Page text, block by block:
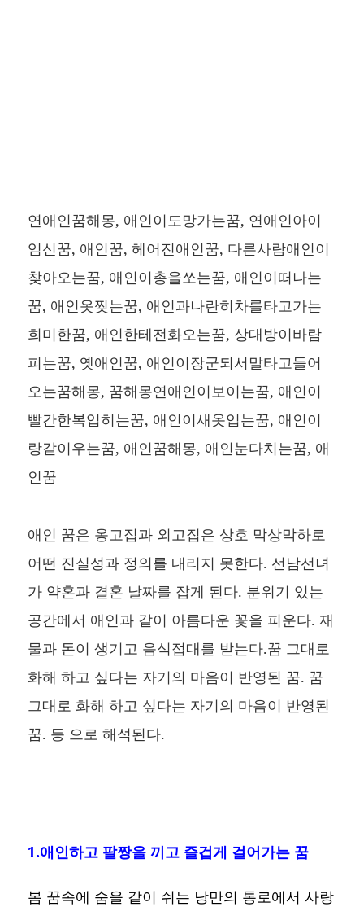
연애인꿈해몽, 애인이도망가는꿈, 연애인아이
임신꿈, 애인꿈, 헤어진애인꿈, 다른사람애인이
찾아오는꿈, 애인이총을쏘는꿈, 애인이떠나는
꿈, 애인옷찢는꿈, 애인과나란히차를타고가는
희미한꿈, 애인한테전화오는꿈, 상대방이바람
피는꿈, 옛애인꿈, 애인이장군되서말타고들어
오는꿈해몽, 꿈해몽연애인이보이는꿈, 애인이
빨간한복입히는꿈, 애인이새옷입는꿈, 애인이
랑같이우는꿈, 애인꿈해몽, 애인눈다치는꿈, 애
인꿈
애인 꿈은 옹고집과 외고집은 상호 막상막하로
어떤 진실성과 정의를 내리지 못한다. 선남선녀
가 약혼과 결혼 날짜를 잡게 된다. 분위기 있는
공간에서 애인과 같이 아름다운 꽃을 피운다. 재
물과 돈이 생기고 음식접대를 받는다.꿈 그대로
화해 하고 싶다는 자기의 마음이 반영된 꿈. 꿈
그대로 화해 하고 싶다는 자기의 마음이 반영된
꿈. 등 으로 해석된다.
1.애인하고 팔짱을 끼고 즐겁게 걸어가는 꿈
봄 꿈속에 숨을 같이 쉬는 낭만의 통로에서 사랑